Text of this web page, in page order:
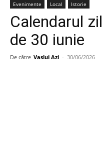
Evenimente Local Istorie
Calendarul
de 30 iunie
De către Vaslui Azi - 30/06/2026